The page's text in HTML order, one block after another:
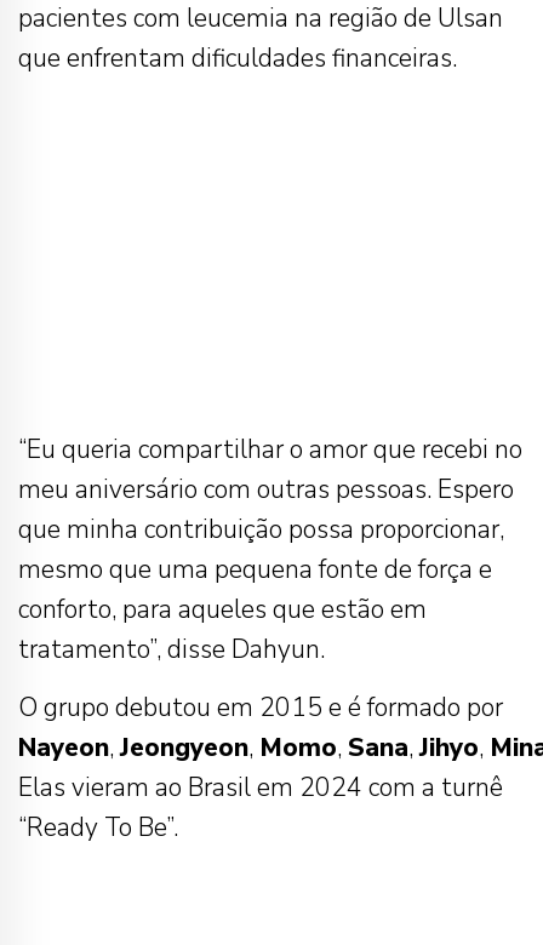
pacientes com leucemia na região de Ulsan
que enfrentam dificuldades financeiras.
“Eu queria compartilhar o amor que recebi no
meu aniversário com outras pessoas. Espero
que minha contribuição possa proporcionar,
mesmo que uma pequena fonte de força e
conforto, para aqueles que estão em
tratamento”, disse Dahyun.
O grupo debutou em 2015 e é formado por
Nayeon,Jeongyeon, Momo, Sana,Jihyo,
Elas vieram ao Brasil em 2024 com a turnê
“Ready To Be”.